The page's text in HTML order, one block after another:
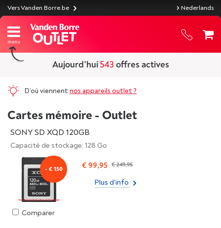
Vers Vanden Borre.be Nederlands
Aujourd'hui543 offres actives
D’où viennent nos appareils outlet ?
Cartes mémoire - Outlet
SONY SD XQD 120GB
Capacité de stockage: 128 Go
- € 150 € 99,95 € 249,95
Plus d'info
Comparer